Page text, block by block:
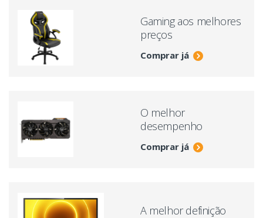
Gaming aos melhores
preços
Comprar já
O melhor
desempenho
Comprar já
A melhor definição